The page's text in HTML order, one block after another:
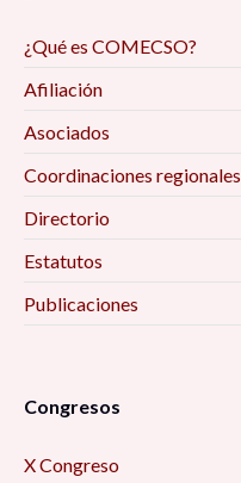
¿Qué es COMECSO?
Afiliación
Asociados
Coordinaciones regionales
Directorio
Estatutos
Publicaciones
Congresos
X Congreso